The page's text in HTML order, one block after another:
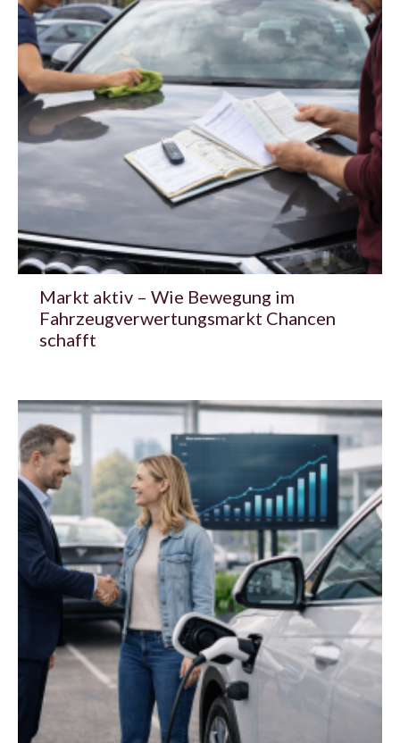
Markt aktiv – Wie Bewegung im
Fahrzeugverwertungsmarkt Chancen
schafft